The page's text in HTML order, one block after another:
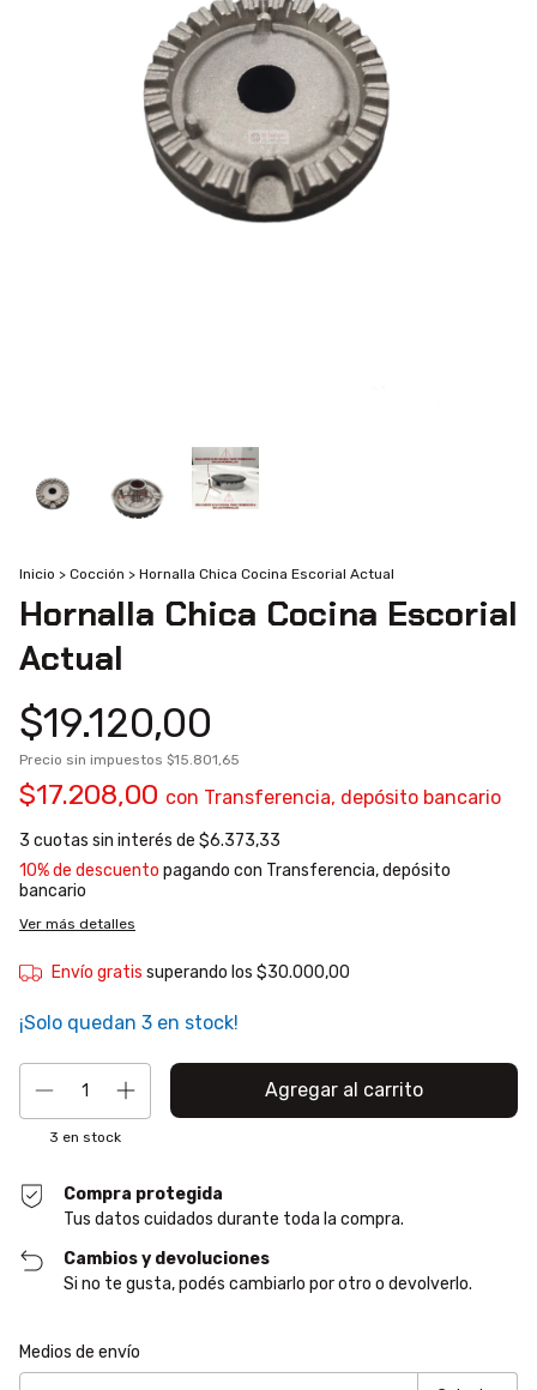
Inicio > Cocción > Hornalla Chica Cocina Escorial Actual
Hornalla Chica Cocina Escorial
Actual
$19.120,00
Precio sin impuestos $15.801,65
$17.208,00 con Transferencia, depósito bancario
3 cuotas sin interés de $6.373,33
10% de descuento pagando con Transferencia, depósito
bancario
Ver más detalles
Envío gratis superando los $30.000,00
¡Solo quedan 3 en stock!
3 en stock
Compra protegida
Tus datos cuidados durante toda la compra.
Cambios y devoluciones
Si no te gusta, podés cambiarlo por otro o devolverlo.
Entregas para el CP:
Medios de envío